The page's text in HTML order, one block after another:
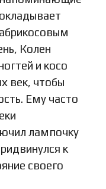
Колен
и косо
век, чтобы
Ему часто
лампочку
к
своего